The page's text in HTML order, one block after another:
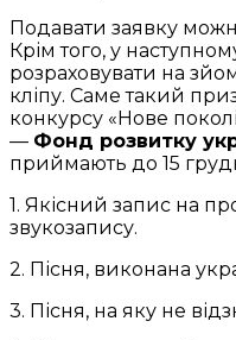
Подавати заявку
Крім того, у
розраховувати на
кліпу. Саме такий
конкурсу «Нове
— Фонд розвитку
приймають до 15
1. Якісний запис на
звукозапису.
2. Пісня, виконана
3. Пісня, на яку не